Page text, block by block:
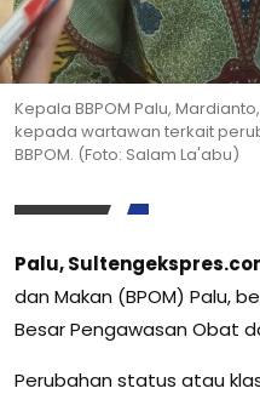
Kepala BBPOM Palu,
kepada wartawan terkait
BBPOM. (Foto: Salam La'abu)
Palu,
dan Makan (BPOM) Palu,
Besar Pengawasan Obat
Perubahan status atau